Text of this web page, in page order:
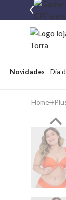
Abrir menu
Novidades Dia
fechar menu
fechar menu
favoritos
Home